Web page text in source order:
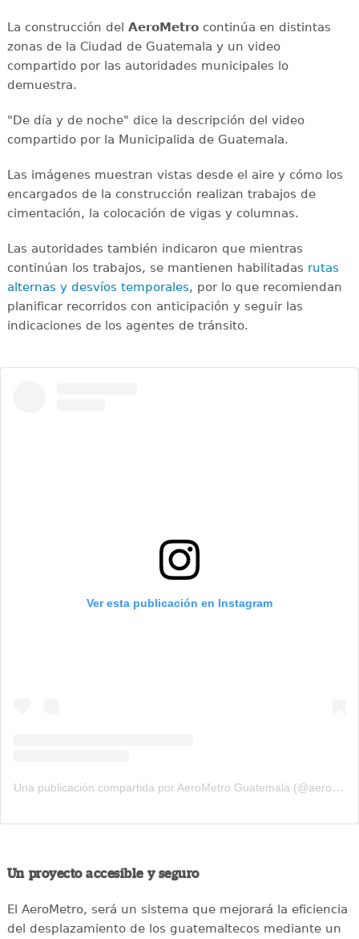
La construcción del AeroMetrocontinúa en distintas
zonas de la Ciudad de Guatemala y un video
compartido por las autoridades municipales lo
demuestra.
"De día y de noche" dice la descripción del video
compartido por la Municipalida de Guatemala.
Las imágenes muestran vistas desde el aire y cómo los
encargados de la construcción realizan trabajos de
cimentación, la colocación de vigas y columnas.
Las autoridades también indicaron que mientras
continúan los trabajos, se mantienen habilitadas rutas
alternas y desvíos temporales, por lo que recomiendan
planificar recorridos con anticipación y seguir las
indicaciones de los agentes de tránsito.
Ver esta publicación en Instagram
Una publicación compartida por AeroMetro Guatemala (@aerometrogt)
Un proyecto accesible y seguro
El AeroMetro, será un sistema que mejorará la eficiencia
del desplazamiento de los guatemaltecos mediante un